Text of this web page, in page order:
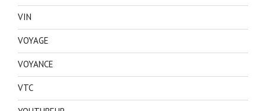
VIN
VOYAGE
VOYANCE
VTC